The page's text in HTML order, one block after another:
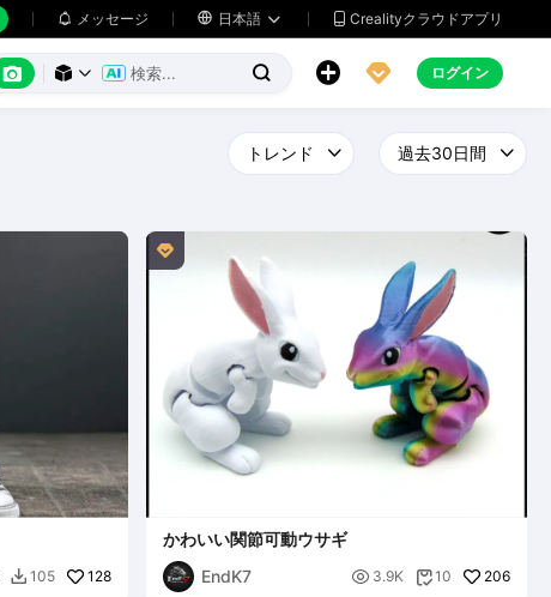
 メッセージ  日本語   Crealityクラウドアプリ
      ログイン
 105 128

かわいい関節可動ウサギ
EndK7
 3.9K 10 206